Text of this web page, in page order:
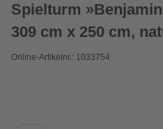
Spielturm
309 cm x 250 cm,
Online-Artikelnr.: 1033754